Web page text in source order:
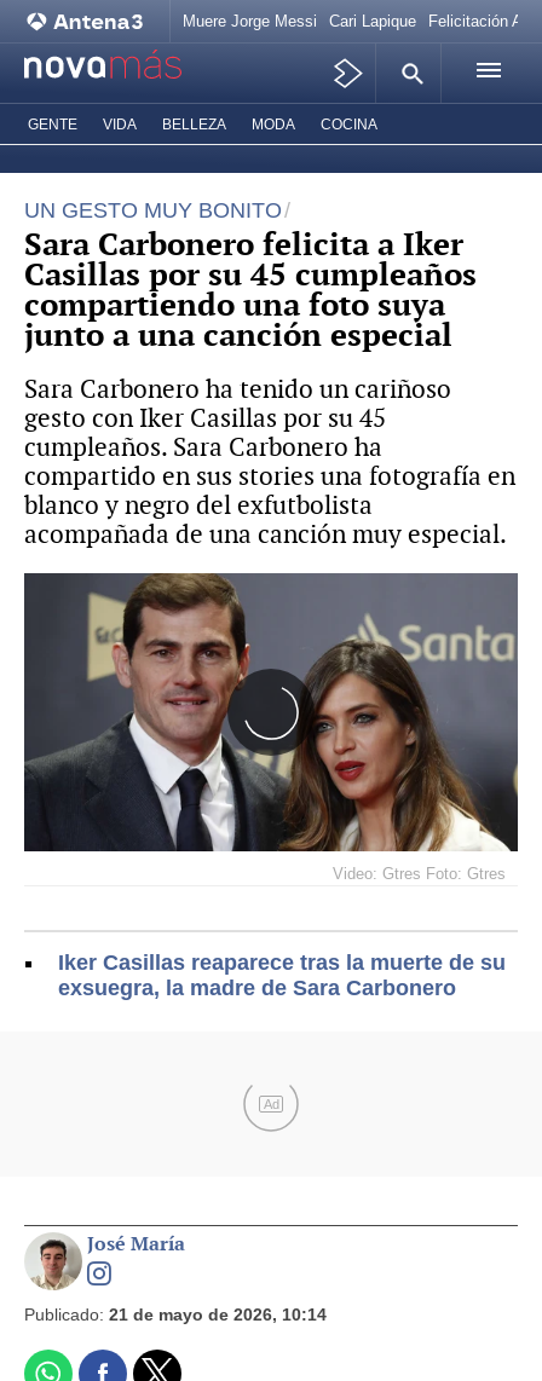
Muere Jorge Messi Cari Lapique Felicitación
GENTE VIDA BELLEZA MODA COCINA
UN GESTO MUY BONITO
Sara Carbonero felicita a Iker
Casillas por su 45 cumpleaños
compartiendo una foto suya
junto a una canción especial
Sara Carbonero ha tenido un cariñoso
gesto con Iker Casillas por su 45
cumpleaños. Sara Carbonero ha
compartido en sus stories una fotografía en
blanco y negro del exfutbolista
acompañada de una canción muy especial.
Video: Gtres Foto: Gtres
Iker Casillas reaparece tras la muerte de su
exsuegra, la madre de Sara Carbonero
Ad
José María
Publicado: 21 de mayo de 2026, 10:14